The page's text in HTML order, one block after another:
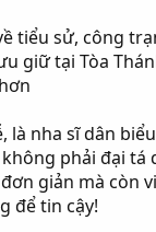
tiểu sử, công
giữ tại Tòa
là nha sĩ dân
phải đại tá
giản mà còn
để tin cậy!